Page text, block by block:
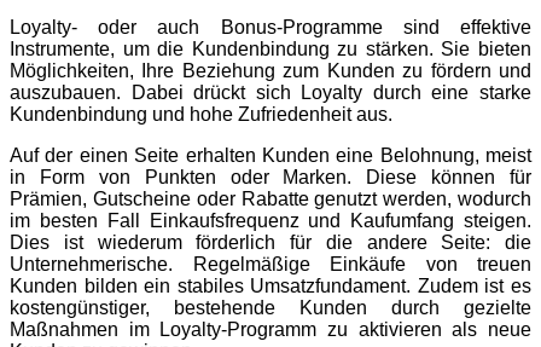
Loyalty- oder auch Bonus-Programme sind effektive
Instrumente, um die Kundenbindung zu stärken. Sie bieten
Möglichkeiten, Ihre Beziehung zum Kunden zu fördern und
auszubauen. Dabei drückt sich Loyalty durch eine starke
Kundenbindung und hohe Zufriedenheit aus.
Auf der einen Seite erhalten Kunden eine Belohnung, meist
in Form von Punkten oder Marken. Diese können für
Prämien, Gutscheine oder Rabatte genutzt werden, wodurch
im besten Fall Einkaufsfrequenz und Kaufumfang steigen.
Dies ist wiederum förderlich für die andere Seite: die
Unternehmerische. Regelmäßige Einkäufe von treuen
Kunden bilden ein stabiles Umsatzfundament. Zudem ist es
kostengünstiger, bestehende Kunden durch gezielte
Maßnahmen im Loyalty-Programm zu aktivieren als neue